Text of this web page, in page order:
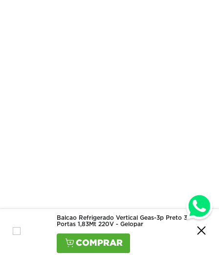
Balcao Refrigerado Vertical Geas-3p Preto 3
Portas 1,83Mt 220V - Gelopar